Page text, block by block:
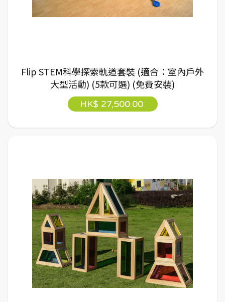
Flip STEM科學探索軌道套裝 (適合：室內戶外
大型活動) (5款可選) (免費安裝)
HK$ 27,500.00